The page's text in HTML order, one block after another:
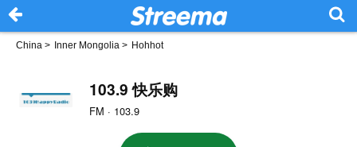
China > Inner Mongolia > Hohhot
103.9 快乐购
FM · 103.9